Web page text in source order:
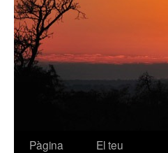
Vés
Pàgina
El teu